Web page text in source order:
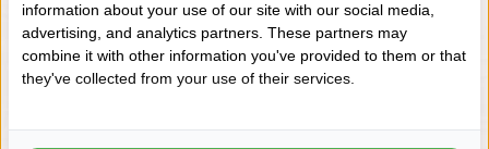
NIEUWSBRIEF
Wilt u op de hoogte blijven?
Word lid van onze mailinglijst:
information about your use of our site with our social media,
advertising, and analytics partners. These partners may
combine it with other information you've provided to them or that
they've collected from your use of their services.